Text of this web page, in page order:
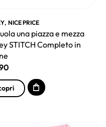
, NICE PRICE
una piazza e mezza
STITCH Completo in